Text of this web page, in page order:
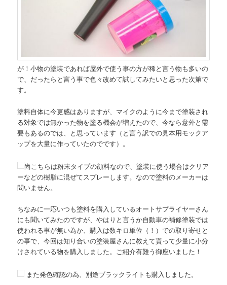
が！小物の塗装であれば屋外で使う事の方が稀と言う物も多いの
で、だったらと言う事で色々改めて試してみたいと思った次第で
す。
塗料自体に今更感はありますが、マイクのように今まで塗装され
る対象では無かった物を塗る機会が増えたので、今なら意外と需
要もあるのでは、と思っています（と言う訳での見本用モックア
ップを大量に作っていたのでです）。
尚こちらは粉末タイプの顔料なので、塗装に使う場合はクリア
ーなどの樹脂に混ぜてスプレーします。なので塗料のメーカーは
問いません。
ちなみに一応いつも塗料を購入しているオートサプライヤーさん
にも聞いてみたのですが、やはりと言うか自動車の補修塗装では
使われる事が無い為か、購入は数キロ単位（！）での取り寄せと
の事で、今回は知り合いの塗装屋さんに教えて貰って少量に小分
けされている物を購入しました。ご紹介有難う御座いました！
また発色確認の為、別途ブラックライトも購入しました。